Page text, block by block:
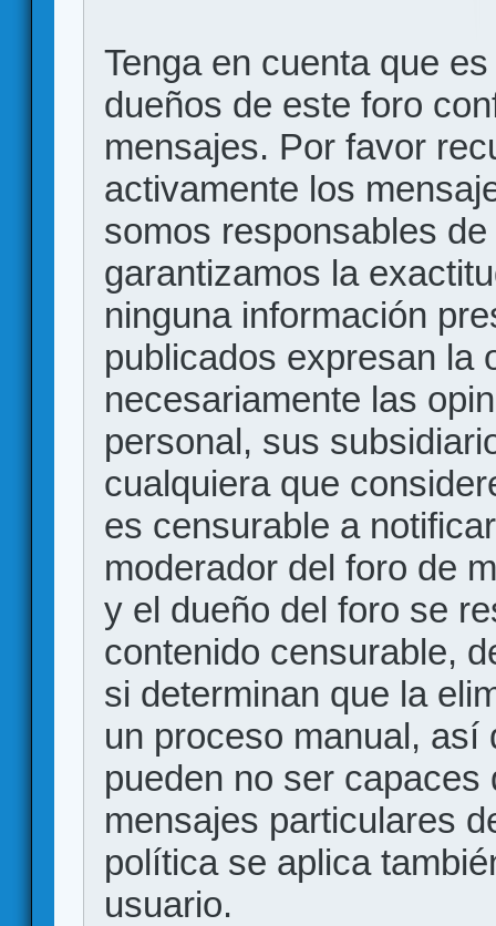
Tenga en cuenta que
dueños de este foro
mensajes. Por favor
activamente los
somos responsables
garantizamos la
ninguna información
publicados expresan la
necesariamente las
personal, sus
cualquiera que
es censurable a
moderador del foro de
y el dueño del foro se
contenido censurable,
si determinan que la
un proceso manual, así
pueden no ser
mensajes particulares
política se aplica
usuario.